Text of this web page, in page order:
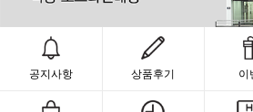
공지사항 상품후기 이